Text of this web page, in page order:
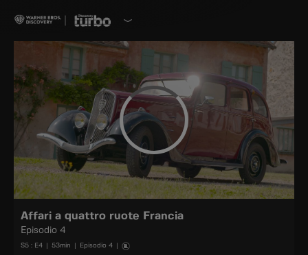
Affari a quattro ruote Francia
Episodio 4
S5 : E4 53min Episodio 4